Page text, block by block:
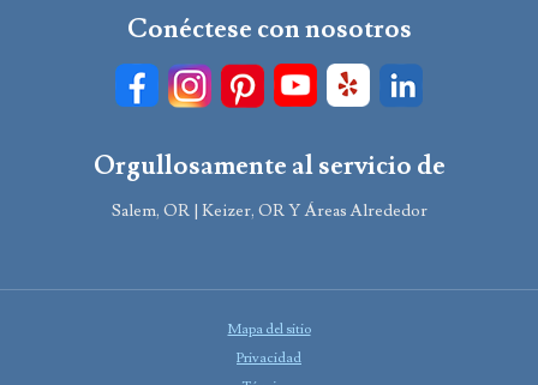
Conéctese con nosotros
Orgullosamente al servicio de
Salem, OR | Keizer, OR Y Áreas Alrededor
Mapa del sitio
Privacidad